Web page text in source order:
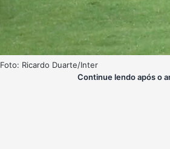
Foto: Ricardo Duarte/Inter
Continue lendo após o